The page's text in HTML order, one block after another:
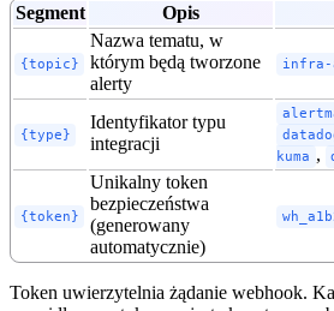
Segment Opis
{topic}
Nazwa tematu, w
którym będą tworzone
alerty
{type}
Identyfikator typu
integracji
kuma ,
{token}
Unikalny token
bezpieczeństwa
(generowany
automatycznie)
Token uwierzytelnia żądanie webhook.